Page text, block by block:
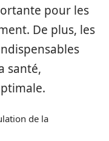
pour les
De plus, les
santé,
de la